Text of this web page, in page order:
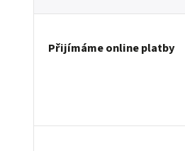
Přijímáme online platby